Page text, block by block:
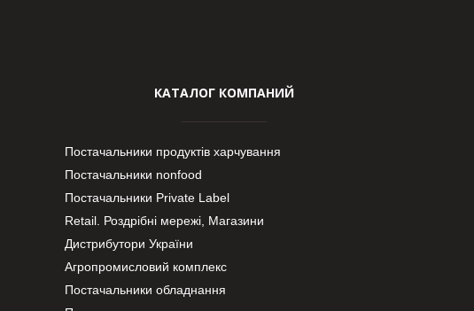
КАТАЛОГ КОМПАНИЙ
Постачальники продуктів харчування
Постачальники nonfood
Постачальники Private Label
Retail. Роздрібні мережі, Магазини
Дистрибутори України
Агропромисловий комплекс
Постачальники обладнання